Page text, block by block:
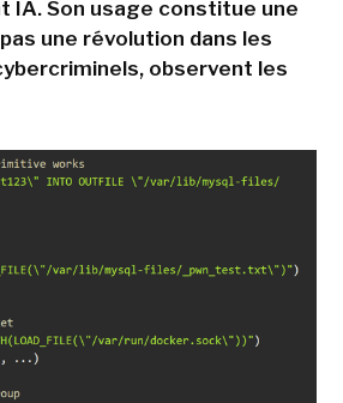
IA. Son usage constitue une
une révolution dans les
observent les